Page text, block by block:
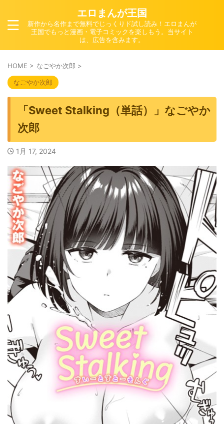
エロまんが王国
新作から名作まで無料でじっくりド試し読み！エロまんが
王国でもっと漫画・電子コミックを楽しもう。当サイト
は、広告を含みます。
HOME > なごやか次郎 >
なごやか次郎
「Sweet Stalking（単話）」なごやか
次郎
1月 17, 2024